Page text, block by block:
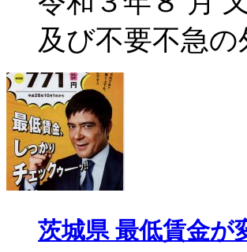
及び不要不急の
茨城県 最低賃金が